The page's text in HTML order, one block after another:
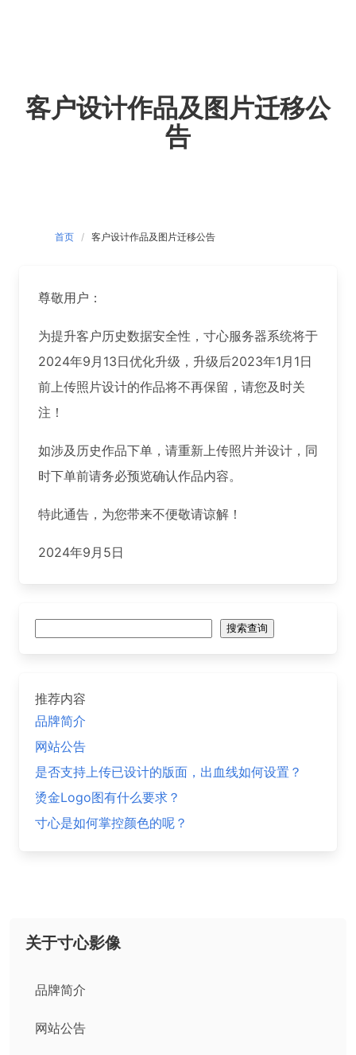
客户设计作品及图片迁移公
告
首页 客户设计作品及图片迁移公告
尊敬用户：
为提升客户历史数据安全性，寸心服务器系统将于
2024年9月13日优化升级，升级后2023年1月1日
前上传照片设计的作品将不再保留，请您及时关
注！
如涉及历史作品下单，请重新上传照片并设计，同
时下单前请务必预览确认作品内容。
特此通告，为您带来不便敬请谅解！
2024年9月5日
搜索查询
推荐内容
品牌简介
网站公告
是否支持上传已设计的版面，出血线如何设置？
烫金Logo图有什么要求？
寸心是如何掌控颜色的呢？
关于寸心影像
品牌简介
网站公告